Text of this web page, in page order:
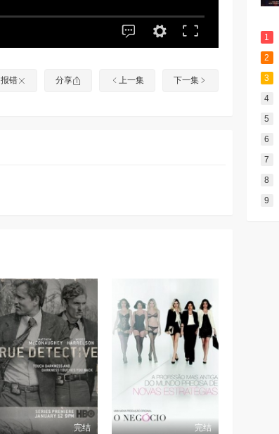
报错 分享 上一集 下一集
完结 完结
1
2
3
4
5
6
7
8
9